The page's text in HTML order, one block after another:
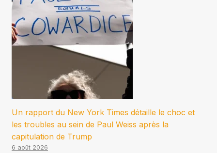
Un rapport du New York Times détaille le choc et
les troubles au sein de Paul Weiss après la
capitulation de Trump
6 août 2026